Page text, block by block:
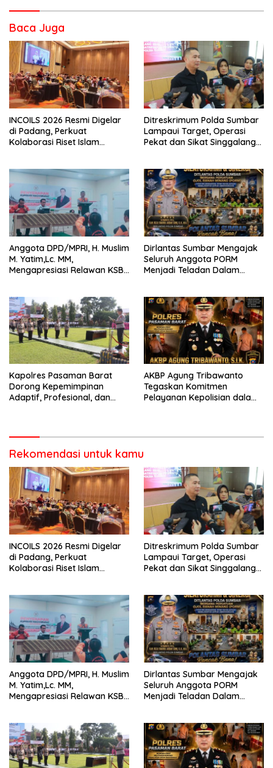
Baca Juga
INCOILS 2026 Resmi Digelar
di Padang, Perkuat
Kolaborasi Riset Islam
Ditreskrimum Polda Sumbar
Lampaui Target, Operasi
Pekat dan Sikat Singgalang
Anggota DPD/MPRI, H. Muslim
M. Yatim,Lc. MM,
Mengapresiasi Relawan KSB
Bencana
Dirlantas Sumbar Mengajak
Seluruh Anggota PORM
Menjadi Teladan Dalam
Perlengkapan Keselamatan
Berkendara
Kapolres Pasaman Barat
Dorong Kepemimpinan
Adaptif, Profesional, dan
AKBP Agung Tribawanto
Tegaskan Komitmen
Pelayanan Kepolisian dalam
Rekomendasi untuk kamu
INCOILS 2026 Resmi Digelar
di Padang, Perkuat
Kolaborasi Riset Islam
Ditreskrimum Polda Sumbar
Lampaui Target, Operasi
Pekat dan Sikat Singgalang
Anggota DPD/MPRI, H. Muslim
M. Yatim,Lc. MM,
Mengapresiasi Relawan KSB
Bencana
Dirlantas Sumbar Mengajak
Seluruh Anggota PORM
Menjadi Teladan Dalam
Perlengkapan Keselamatan
Berkendara